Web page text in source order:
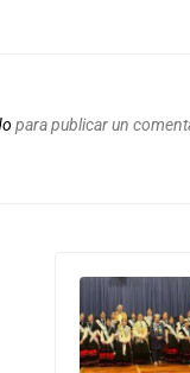
para publicar un